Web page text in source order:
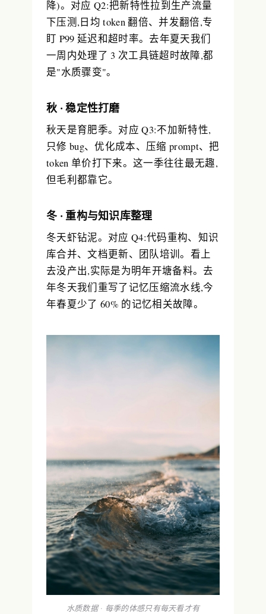
降)。对应 Q2:把新特性拉到生产流量
下压测,日均 token 翻倍、并发翻倍,专
盯 P99 延迟和超时率。去年夏天我们
一周内处理了 3 次工具链超时故障,都
是"水质骤变"。
秋 · 稳定性打磨
秋天是育肥季。对应 Q3:不加新特性,
只修 bug、优化成本、压缩 prompt、把
token 单价打下来。这一季往往最无趣,
但毛利都靠它。
冬 · 重构与知识库整理
冬天虾钻泥。对应 Q4:代码重构、知识
库合并、文档更新、团队培训。看上
去没产出,实际是为明年开塘备料。去
年冬天我们重写了记忆压缩流水线,今
年春夏少了 60% 的记忆相关故障。
水质数据 · 每季的体感只有每天看才有